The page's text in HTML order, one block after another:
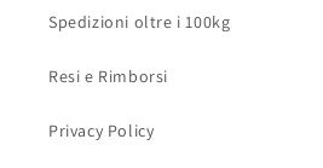
Spedizioni oltre i 100kg
Resi e Rimborsi
Privacy Policy